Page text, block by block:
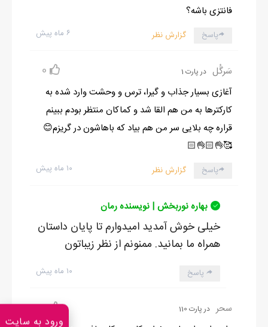
فانتزی باشه؟
۶ ماه پیش پاسخ گزارش نظر
سَرگُل در پارت 1 0
آغازی بسیار جذاب و گیرا، ترس و وحشت وارد شده به
کارکترها به من هم القا شد و کماکان منتظر بودم ببینم
قراره چه بلایی سر من هم بیاد که باهاشون در گریزم😊
🥰👌🏻👌🏻
۱۰ ماه پیش پاسخ گزارش نظر
بهاره نوربخش | نویسنده رمان
خیلی خوش آمدید امیدوارم تا پایان داستان
همراه ما بمانید. ممنونم از نظر زیباتون
۱۰ ماه پیش پاسخ
سحر در پارت 110 0
ورود به سایت